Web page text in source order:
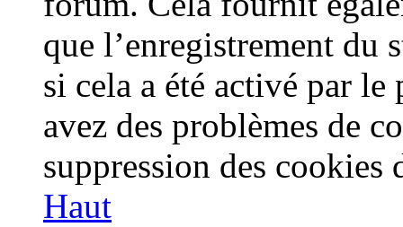
que l’enregistrement du
si cela a été activé par
avez des problèmes de
suppression des
Haut